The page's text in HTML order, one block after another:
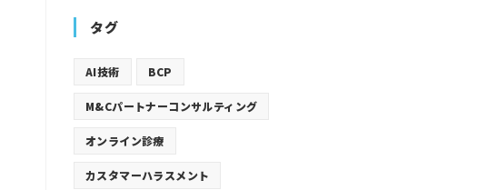
タグ
AI技術 BCP
M&Cパートナーコンサルティング
オンライン診療
カスタマーハラスメント